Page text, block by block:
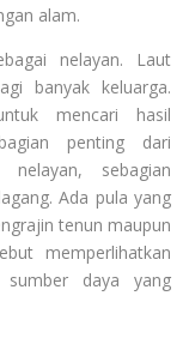
alam.
nelayan. Laut
banyak keluarga.
mencari hasil
penting dari
nelayan, sebagian
Ada pula yang
tenun maupun
memperlihatkan
sumber daya yang